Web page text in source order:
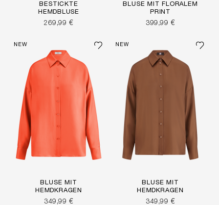
BESTICKTE
HEMDBLUSE
269,99 €
BLUSE MIT FLORALEM
PRINT
399,99 €
NEW
BLUSE MIT
HEMDKRAGEN
349,99 €
NEW
BLUSE MIT
HEMDKRAGEN
349,99 €